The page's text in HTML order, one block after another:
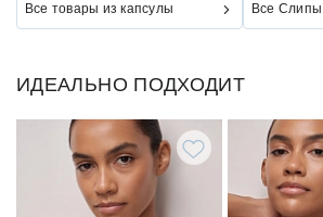
Все товары из капсулы Все Слипы
ИДЕАЛЬНО ПОДХОДИТ